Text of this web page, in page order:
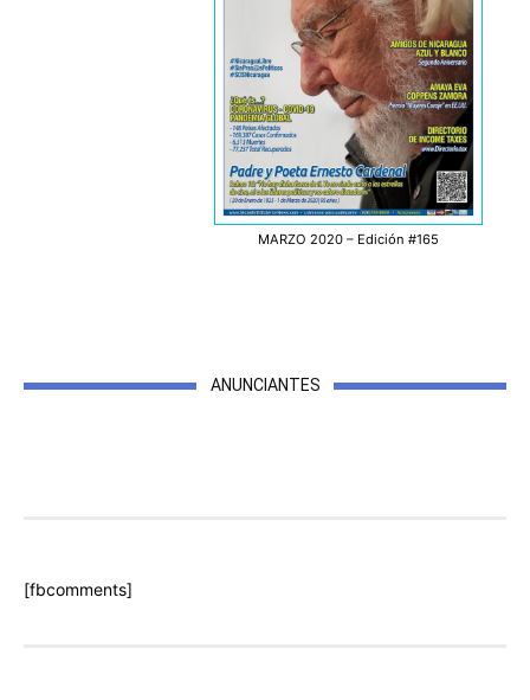
MARZO 2020 – Edición #165
ANUNCIANTES
[fbcomments]